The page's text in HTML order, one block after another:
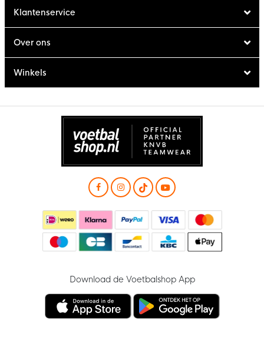
Klantenservice
Over ons
Winkels
Download de Voetbalshop App